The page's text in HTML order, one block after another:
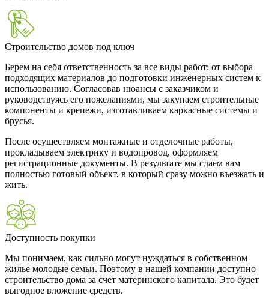
Строительство домов под ключ
Берем на себя ответственность за все виды работ: от выбора
подходящих материалов до подготовки инженерных систем к
использованию. Согласовав нюансы с заказчиком и
руководствуясь его пожеланиями, мы закупаем строительные
компоненты и крепежи, изготавливаем каркасные системы и
брусья.
После осуществляем монтажные и отделочные работы,
прокладываем электрику и водопровод, оформляем
регистрационные документы. В результате мы сдаем вам
полностью готовый объект, в который сразу можно въезжать и
жить.
Доступность покупки
Мы понимаем, как сильно могут нуждаться в собственном
жилье молодые семьи. Поэтому в нашей компании доступно
строительство дома за счет материнского капитала. Это будет
выгодное вложение средств.